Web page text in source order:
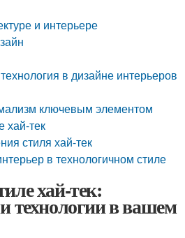
и интерьере
в дизайне интерьеров
ключевым элементом
хай-тек
стиля хай-тек
в технологичном стиле
хай-тек:
технологии в вашем